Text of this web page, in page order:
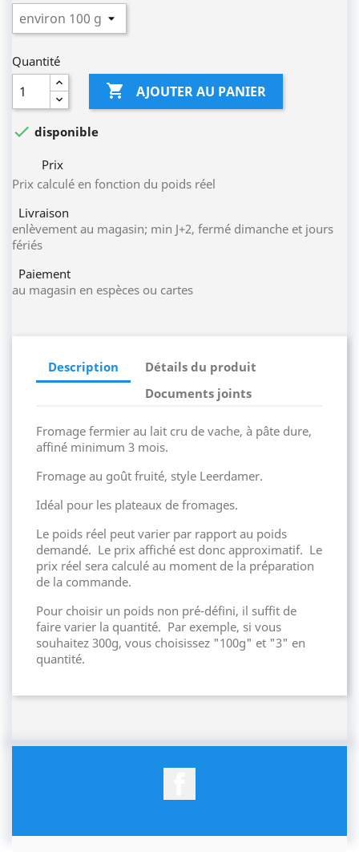
Quantité
 AJOUTER AU PANIER
 disponible
Prix
Prix calculé en fonction du poids réel
Livraison
enlèvement au magasin; min J+2, fermé dimanche et jours
fériés
Paiement
au magasin en espèces ou cartes
Description
Détails du produit
Documents joints
Fromage fermier au lait cru de vache, à pâte dure,
affiné minimum 3 mois.
Fromage au goût fruité, style Leerdamer.
Idéal pour les plateaux de fromages.
Le poids réel peut varier par rapport au poids
demandé. Le prix affiché est donc approximatif. Le
prix réel sera calculé au moment de la préparation
de la commande.
Pour choisir un poids non pré-défini, il suffit de
faire varier la quantité. Par exemple, si vous
souhaitez 300g, vous choisissez "100g" et "3" en
quantité.